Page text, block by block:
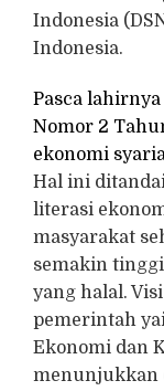
Indonesia
Indonesia.
Pasca
Nomor 2
ekonomi
Hal ini
literasi
masyarakat
semakin
yang halal.
pemerintah
Ekonomi dan
menunjukkan